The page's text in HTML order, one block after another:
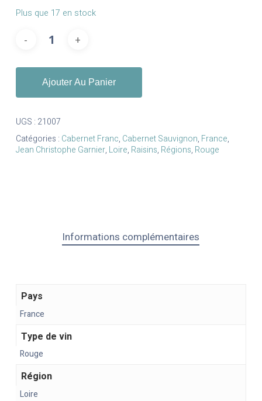
Plus que 17 en stock
Ajouter Au Panier
UGS : 21007
Catégories : Cabernet Franc, Cabernet Sauvignon, France,
Jean Christophe Garnier, Loire, Raisins, Régions, Rouge
Informations complémentaires
Pays
France
Type de vin
Rouge
Région
Loire